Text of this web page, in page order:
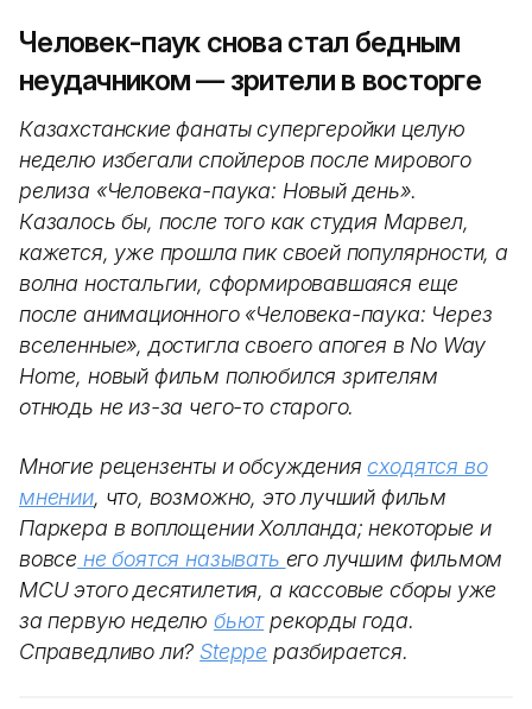
Человек-паук снова стал бедным
неудачником — зрители в восторге
Казахстанские фанаты супергеройки целую
неделю избегали спойлеров после мирового
релиза «Человека-паука: Новый день».
Казалось бы, после того как студия Марвел,
кажется, уже прошла пик своей популярности, а
волна ностальгии, сформировавшаяся еще
после анимационного «Человека-паука: Через
вселенные», достигла своего апогея в No Way
Home, новый фильм полюбился зрителям
отнюдь не из-за чего-то старого.
Многие рецензенты и обсуждениясходятся во
мнении, что, возможно, это лучший фильм
Паркера в воплощении Холланда; некоторые и
вовсе не боятся называть его лучшим фильмом
MCU этого десятилетия, а кассовые сборы уже
за первую неделю бьютрекорды года.
Справедливо ли? Steppe разбирается.